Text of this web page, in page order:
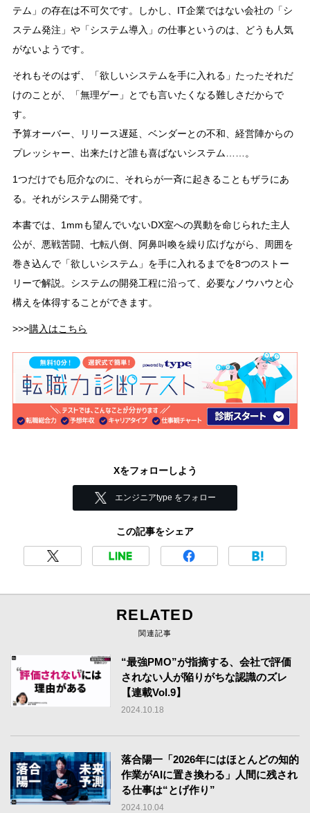
テム」の存在は不可欠です。しかし、IT企業ではない会社の「シ
ステム発注」や「システム導入」の仕事というのは、どうも人気
がないようです。
それもそのはず、「欲しいシステムを手に入れる」たったそれだ
けのことが、「無理ゲー」とでも言いたくなる難しさだからで
す。
予算オーバー、リリース遅延、ベンダーとの不和、経営陣からの
プレッシャー、出来たけど誰も喜ばないシステム……。
1つだけでも厄介なのに、それらが一斉に起きることもザラにあ
る。それがシステム開発です。
本書では、1mmも望んでいないDX室への異動を命じられた主人
公が、悪戦苦闘、七転八倒、阿鼻叫喚を繰り広げながら、周囲を
巻き込んで「欲しいシステム」を手に入れるまでを8つのストー
リーで解説。システムの開発工程に沿って、必要なノウハウと心
構えを体得することができます。
>>>購入はこちら
Xをフォローしよう
エンジニアtype をフォロー
この記事をシェア
RELATED
関連記事
“最強PMO”が指摘する、会社で評価
されない人が陥りがちな認識のズレ
【連載Vol.9】
2024.10.18
落合陽一「2026年にはほとんどの知的
作業がAIに置き換わる」人間に残され
る仕事は“とげ作り”
2024.10.04